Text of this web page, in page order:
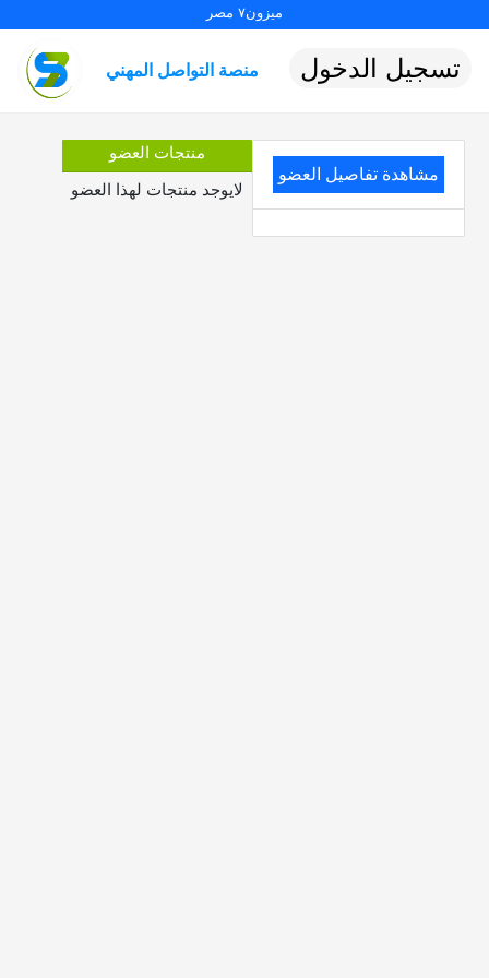
ميزون٧ مصر
منصة التواصل المهني تسجيل الدخول
مشاهدة تفاصيل العضو
منتجات العضو
لايوجد منتجات لهذا العضو